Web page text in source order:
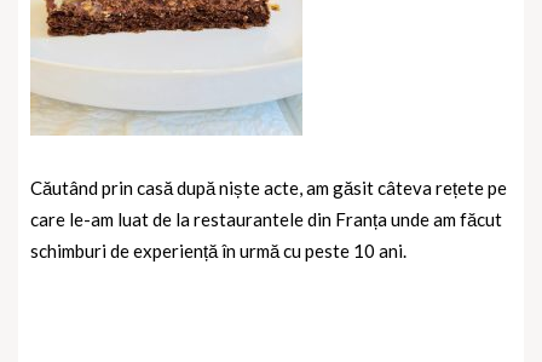
Căutând prin casă după niște acte, am găsit câteva rețete pe
care le-am luat de la restaurantele din Franța unde am făcut
schimburi de experiență în urmă cu peste 10 ani.